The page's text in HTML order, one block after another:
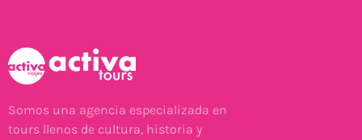
Somos una agencia especializada en
tours llenos de cultura, historia y